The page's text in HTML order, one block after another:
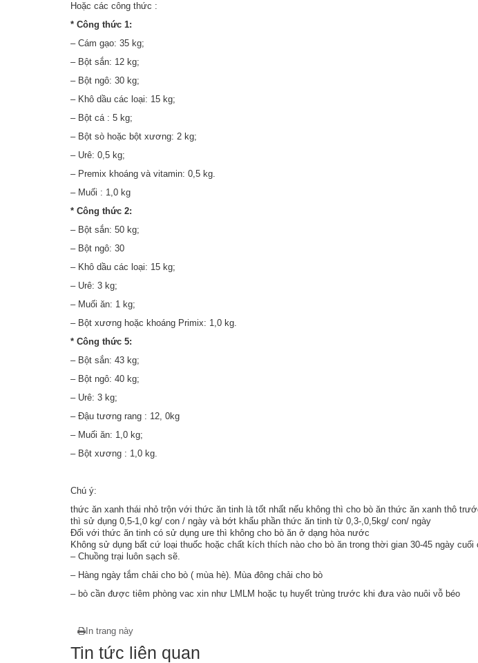
Hoặc các công thức :
* Công thức 1:
– Cám gạo: 35 kg;
– Bột sắn: 12 kg;
– Bột ngô: 30 kg;
– Khô dầu các loại: 15 kg;
– Bột cá : 5 kg;
– Bột sò hoặc bột xương: 2 kg;
– Urê: 0,5 kg;
– Premix khoáng và vitamin: 0,5 kg.
– Muối : 1,0 kg
* Công thức 2:
– Bột sắn: 50 kg;
– Bột ngô: 30
– Khô dầu các loại: 15 kg;
– Urê: 3 kg;
– Muối ăn: 1 kg;
– Bột xương hoặc khoáng Primix: 1,0 kg.
* Công thức 5:
– Bột sắn: 43 kg;
– Bột ngô: 40 kg;
– Urê: 3 kg;
– Đậu tương rang : 12, 0kg
– Muối ăn: 1,0 kg;
– Bột xương : 1,0 kg.
Chú ý:
thức ăn xanh thái nhỏ trộn với thức ăn tinh là tốt nhất nếu không thì cho bò ăn thức ăn xanh thô
thì sử dụng 0,5-1,0 kg/ con / ngày và bớt khẩu phần thức ăn tinh từ 0,3-,0,5kg/ con/ ngày
Đối với thức ăn tinh có sử dụng ure thì không cho bò ăn ở dạng hòa nước
Không sử dụng bất cứ loại thuốc hoặc chất kích thích nào cho bò ăn trong thời gian 30-45 ngày cuối
– Chuồng trại luôn sạch sẽ.
– Hàng ngày tắm chải cho bò ( mùa hè). Mùa đông chải cho bò
– bò cần được tiêm phòng vac xin như LMLM hoặc tụ huyết trùng trước khi đưa vào nuôi vỗ béo
In trang này
Tin tức liên quan